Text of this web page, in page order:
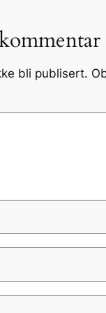
bli publisert.